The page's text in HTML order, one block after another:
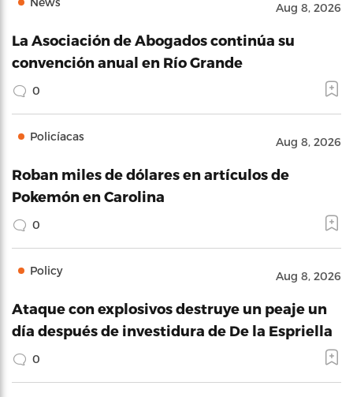
Aug 8, 2026
La Asociación de Abogados continúa su
convención anual en Río Grande
0
Policíacas Aug 8, 2026
Roban miles de dólares en artículos de
Pokemón en Carolina
0
Policy Aug 8, 2026
Ataque con explosivos destruye un peaje un
día después de investidura de De la Espriella
0